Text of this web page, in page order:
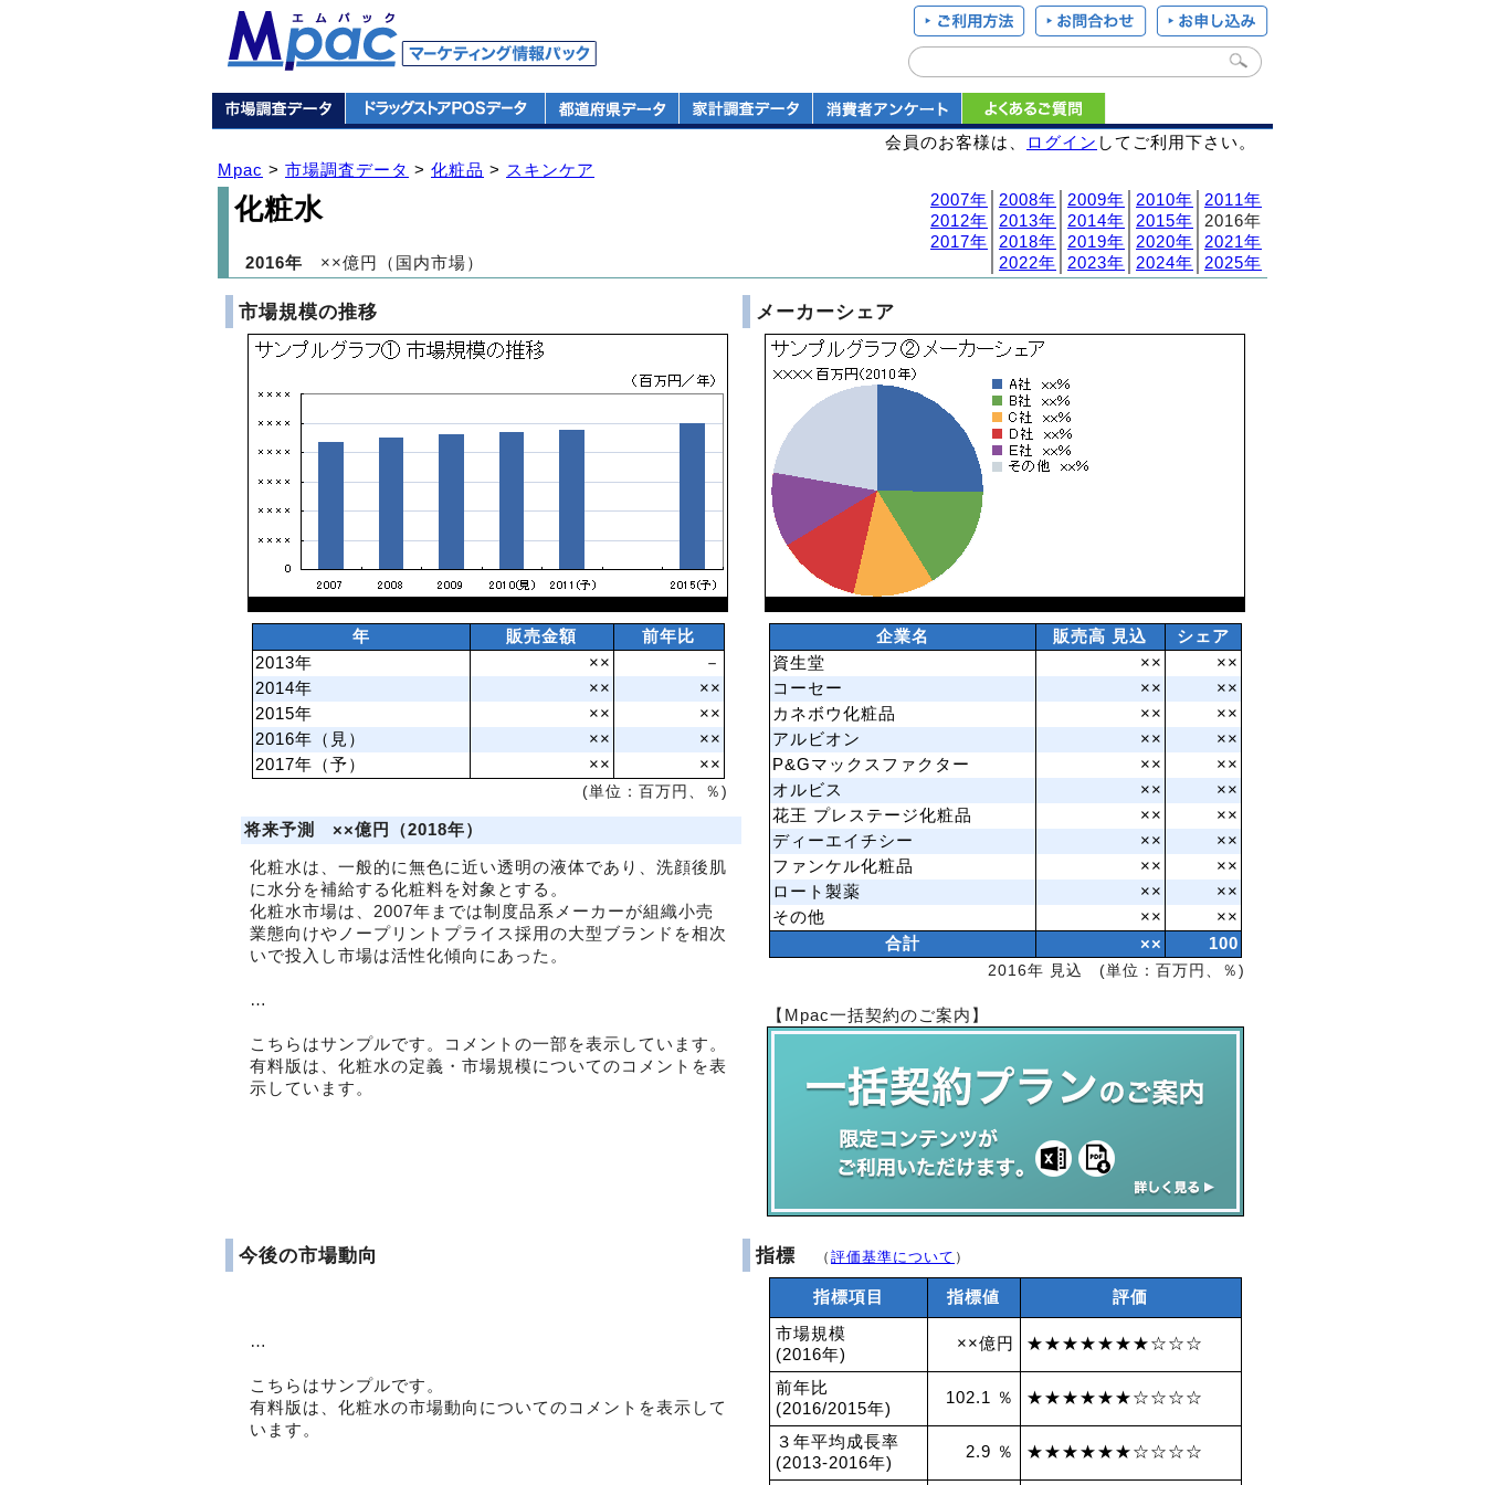
会員のお客様は、 ログイン してご利用下さい。
Mpac > 市場調査データ > 化粧品 > スキンケア
化粧水 2007年 2008年 2009年 2010年
2011年
2012年
2013年 2014年 2015年 │2016年
2017年
2018年 2019年 2020年
2021年
2022年 2023年 2024年 2025年
2016年 ××億円（国内市場）
市場規模の推移
年 販売金額
前年比
2013年
××
－
2014年
××
××
2015年
××
××
2016年（見）
××
××
2017年（予）
××
××
(単位：百万円、％)
将来予測 ××億円（2018年）
化粧水は、一般的に無色に近い透明の液体であり、洗顔後肌
に水分を補給する化粧料を対象とする。
化粧水市場は、2007年までは制度品系メーカーが組織小売
業態向けやノープリントプライス採用の大型ブランドを相次
いで投入し市場は活性化傾向にあった。
…
こちらはサンプルです。コメントの一部を表示しています。
有料版は、化粧水の定義・市場規模についてのコメントを表
示しています。
メーカーシェア
企業名 販売高 見込
シェア
資生堂
××
××
コーセー
××
××
カネボウ化粧品
××
××
アルビオン
××
××
P&Gマックスファクター
××
××
オルビス
××
××
花王 プレステージ化粧品
××
××
ディーエイチシー
××
××
ファンケル化粧品
××
××
ロート製薬
××
××
その他
××
××
合計
××
100
2016年 見込 (単位：百万円、％)
【Mpac一括契約のご案内】
今後の市場動向
…
こちらはサンプルです。
有料版は、化粧水の市場動向についてのコメントを表示して
います。
指標 （ 評価基準について ）
指標項目 指標値 評価
市場規模
(2016年)
××億円 ★★★★★★★☆☆☆
前年比
(2016/2015年)
102.1 ％ ★★★★★★☆☆☆☆
３年平均成長率
(2013-2016年)
2.9 ％ ★★★★★★☆☆☆☆